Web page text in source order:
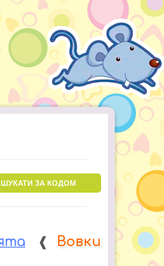
ШУКАТИ ЗА КОДОМ
❰ Вовки